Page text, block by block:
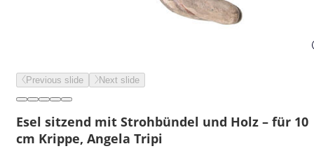
Previous slide Next slide
Esel sitzend mit Strohbündel und Holz – für 10
cm Krippe, Angela Tripi